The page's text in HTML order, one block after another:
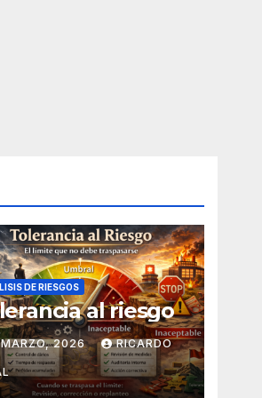
DE RIESGOS
al riesgo
2026 RICARDO